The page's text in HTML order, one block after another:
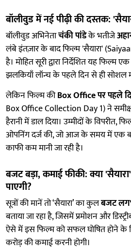
बॉलीवुड में नई पीढ़ी की दस्तक:
बॉलीवुड अभिनेताचंकी पांडेके भतीजे
लंबे इंतज़ार के बाद फिल्म 'सैयारा'
है। मोहित सूरी द्वारा निर्देशित यह फिल्म
झलकियाँ लॉन्च के पहले दिन से ही सोशल
लेकिन फिल्म कीBox Office पर पहले
Box Office Collection Day 1) ने
हैरानी में डाल दिया। उम्मीदों के विपरीत,
ओपनिंग दर्ज की, जो आज के समय में एक
काफी कम मानी जा रही है।
बजट बड़ा, कमाई फीकी: क्या
पाएगी?
सूत्रों की मानें तो ‘सैयारा’ का कुलबजट
बताया जा रहा है, जिसमें प्रमोशन और
ऐसे में इस फिल्म को सफल घोषित होने
करोड़ की कमाई करनी होगी।